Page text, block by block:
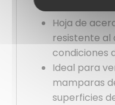
cubrir más
Hoja de
resistente al
condiciones
Ideal para
mamparas
superficies